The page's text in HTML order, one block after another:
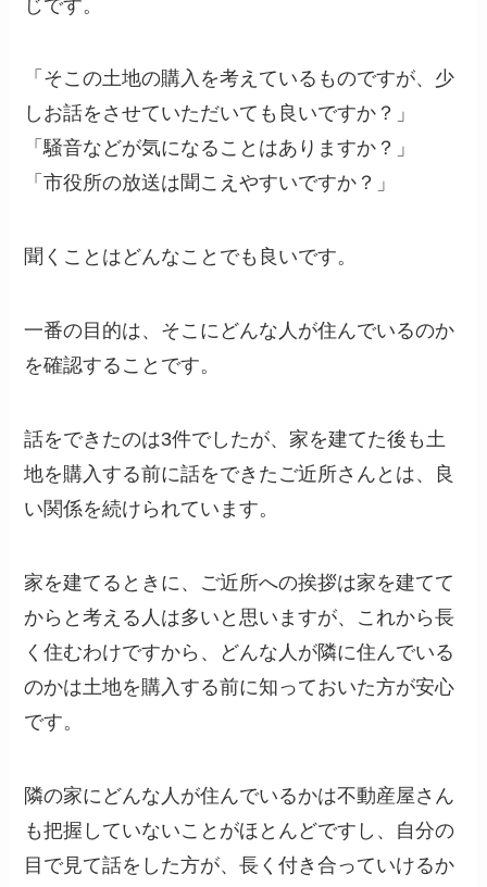
じです。
「そこの土地の購入を考えているものですが、少
しお話をさせていただいても良いですか？」
「騒音などが気になることはありますか？」
「市役所の放送は聞こえやすいですか？」
聞くことはどんなことでも良いです。
一番の目的は、そこにどんな人が住んでいるのか
を確認することです。
話をできたのは3件でしたが、家を建てた後も土
地を購入する前に話をできたご近所さんとは、良
い関係を続けられています。
家を建てるときに、ご近所への挨拶は家を建てて
からと考える人は多いと思いますが、これから長
く住むわけですから、どんな人が隣に住んでいる
のかは土地を購入する前に知っておいた方が安心
です。
隣の家にどんな人が住んでいるかは不動産屋さん
も把握していないことがほとんどですし、自分の
目で見て話をした方が、長く付き合っていけるか